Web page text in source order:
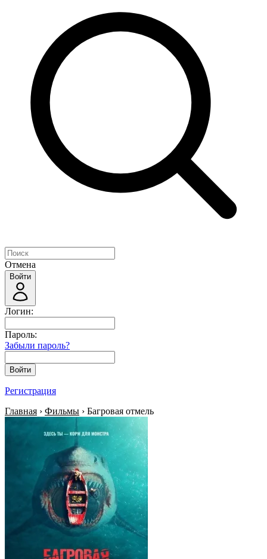
Отмена
Войти
Логин:
Пароль:
Забыли пароль?
Войти
Регистрация
Главная › Фильмы › Багровая отмель